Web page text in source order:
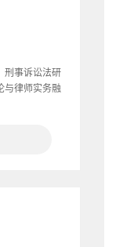
刑事诉讼法研
与律师实务融